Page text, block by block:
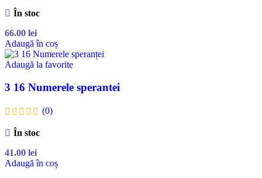
În stoc
66.00 lei
Adaugă în coș
Adaugă la favorite
3 16 Numerele sperantei
(0)
În stoc
41.00 lei
Adaugă în coș